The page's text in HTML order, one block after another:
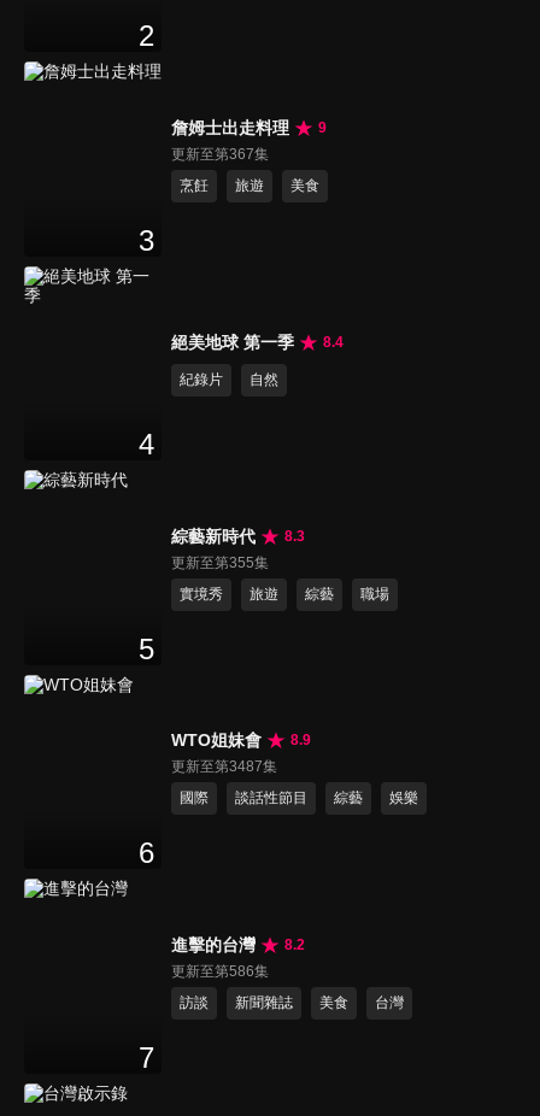
2
3
詹姆士出走料理
9
更新至第367集
烹飪
旅遊 美食
4
絕美地球 第一季 8.4
紀錄片 自然
5
綜藝新時代
8.3
更新至第355集
實境秀
旅遊 綜藝 職場
6
WTO姐妹會
8.9
更新至第3487集
國際
談話性節目 綜藝 娛樂
7
進擊的台灣
8.2
更新至第586集
訪談
新聞雜誌 美食 台灣